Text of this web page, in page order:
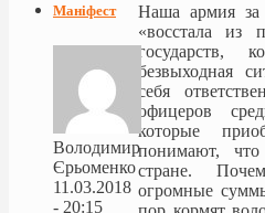
Наша армия за
«восстала из
государств,
безвыходная
себя
офицеров
которые
понимают, что
стране.
огромные
Маніфест
Володимир
Єрьоменко
11.03.2018
- 20:15